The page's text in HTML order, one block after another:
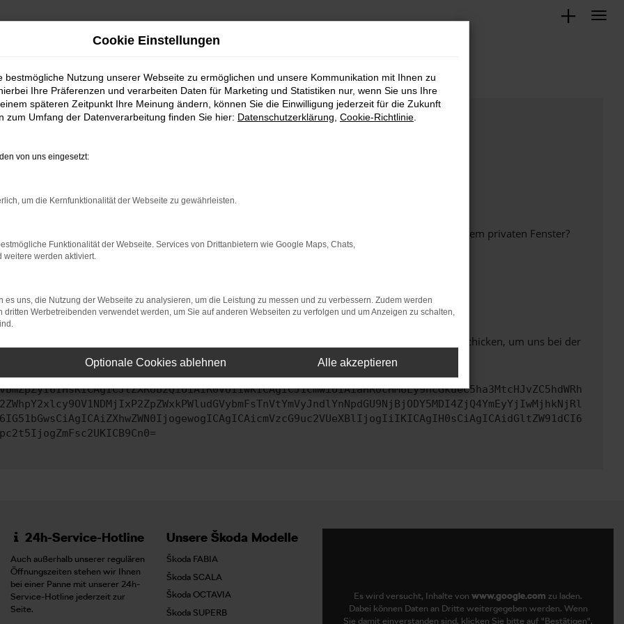
bestimmter Seiten verhindern. Funktioniert die Seite in einem anderen Browser oder in einem privaten Fenster?
beheben.
auf dem neuesten Stand sind.
kann auch dazu führen, dass bestimmte Funktionen nicht mehr unterstützt werden.
uns bitte. Wir werden versuchen, das Problem zu beheben. Du kannst uns diesen Text schicken, um uns bei der
24h-Service-Hotline
Auch außerhalb unserer regulären
Öffnungszeiten stehen wir Ihnen
bei einer Panne mit unserer 24h-
Service-Hotline jederzeit zur
Seite.
Unsere Škoda Modelle
Škoda FABIA
Škoda SCALA
Škoda OCTAVIA
Škoda SUPERB
Es wird versucht, Inhalte von www.google.com zu laden.
Dabei können Daten an Dritte weitergegeben werden. Wenn
Sie damit einverstanden sind, klicken Sie bitte auf "Bestätigen".
Cookie Einstellungen
bestmögliche Nutzung unserer Webseite zu ermöglichen und unsere Kommunikation mit Ihnen zu
Ihre Präferenzen und verarbeiten Daten für Marketing und Statistiken nur, wenn Sie uns Ihre
späteren Zeitpunkt Ihre Meinung ändern, können Sie die Einwilligung jederzeit für die Zukunft
zum Umfang der Datenverarbeitung finden Sie hier: Datenschutzerklärung Cookie-Richtlinie
von uns eingesetzt:
um die Kernfunktionalität der Webseite zu gewährleisten.
Funktionalität der Webseite. Services von Drittanbietern wie Google Maps, Chats,
weitere werden aktiviert.
es uns, die Nutzung der Webseite zu analysieren, um die Leistung zu messen und zu verbessern. Zudem werden
dritten Werbetreibenden verwendet werden, um Sie auf anderen Webseiten zu verfolgen und um Anzeigen zu schalten,
Optionale Cookies ablehnen Alle akzeptieren